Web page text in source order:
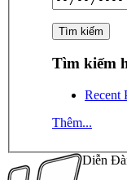
Tìm kiếm
Recent
Thêm...
Diễn